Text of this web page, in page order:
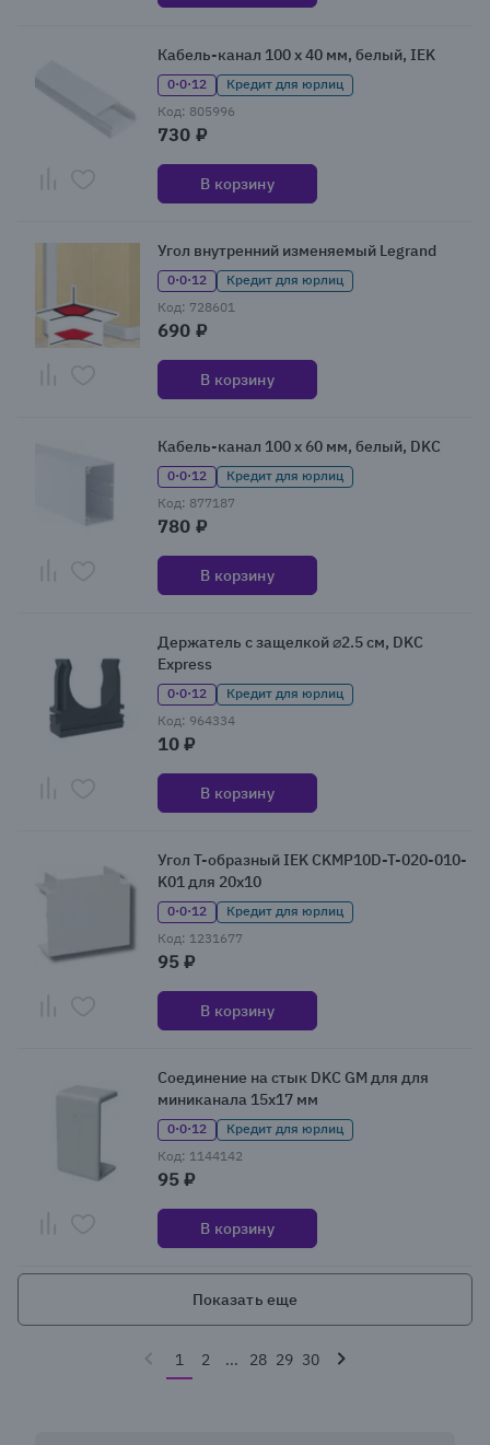
Кабель-канал 100 x 40 мм, белый, IEK
0·0·12
Кредит для юрлиц
Код: 805996
730 ₽
В корзину
Угол внутренний изменяемый Legrand
0·0·12
Кредит для юрлиц
Код: 728601
690 ₽
В корзину
Кабель-канал 100 x 60 мм, белый, DKC
0·0·12
Кредит для юрлиц
Код: 877187
780 ₽
В корзину
Держатель с защелкой ⌀2.5 см, DKC
Express
0·0·12
Кредит для юрлиц
Код: 964334
10 ₽
В корзину
Угол Т-образный IEK CKMP10D-T-020-010-
K01 для 20х10
0·0·12
Кредит для юрлиц
Код: 1231677
95 ₽
В корзину
Соединение на стык DKC GM для для
миниканала 15х17 мм
0·0·12
Кредит для юрлиц
Код: 1144142
95 ₽
В корзину
Показать еще
1 2 ... 28 29 30